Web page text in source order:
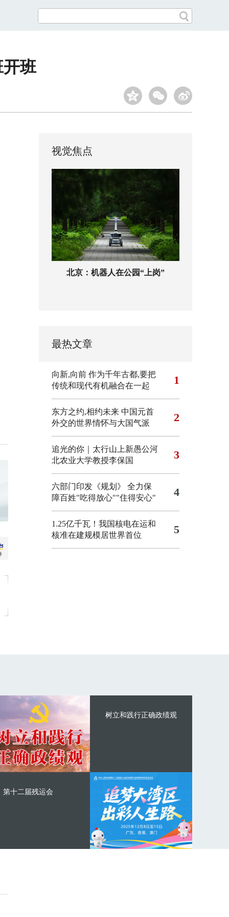
班
视觉焦点
北京：机器人在公园“上岗”
最热文章
向新,向前 作为千年古都,要把
传统和现代有机融合在一起
1
东方之约,相约未来 中国元首
外交的世界情怀与大国气派
2
追光的你｜太行山上新愚公河
北农业大学教授李保国
3
六部门印发《规划》 全力保
障百姓"吃得放心""住得安心"
4
1.25亿千瓦！我国核电在运和
核准在建规模居世界首位
5
树立和践行正确政绩观
第十二届残运会